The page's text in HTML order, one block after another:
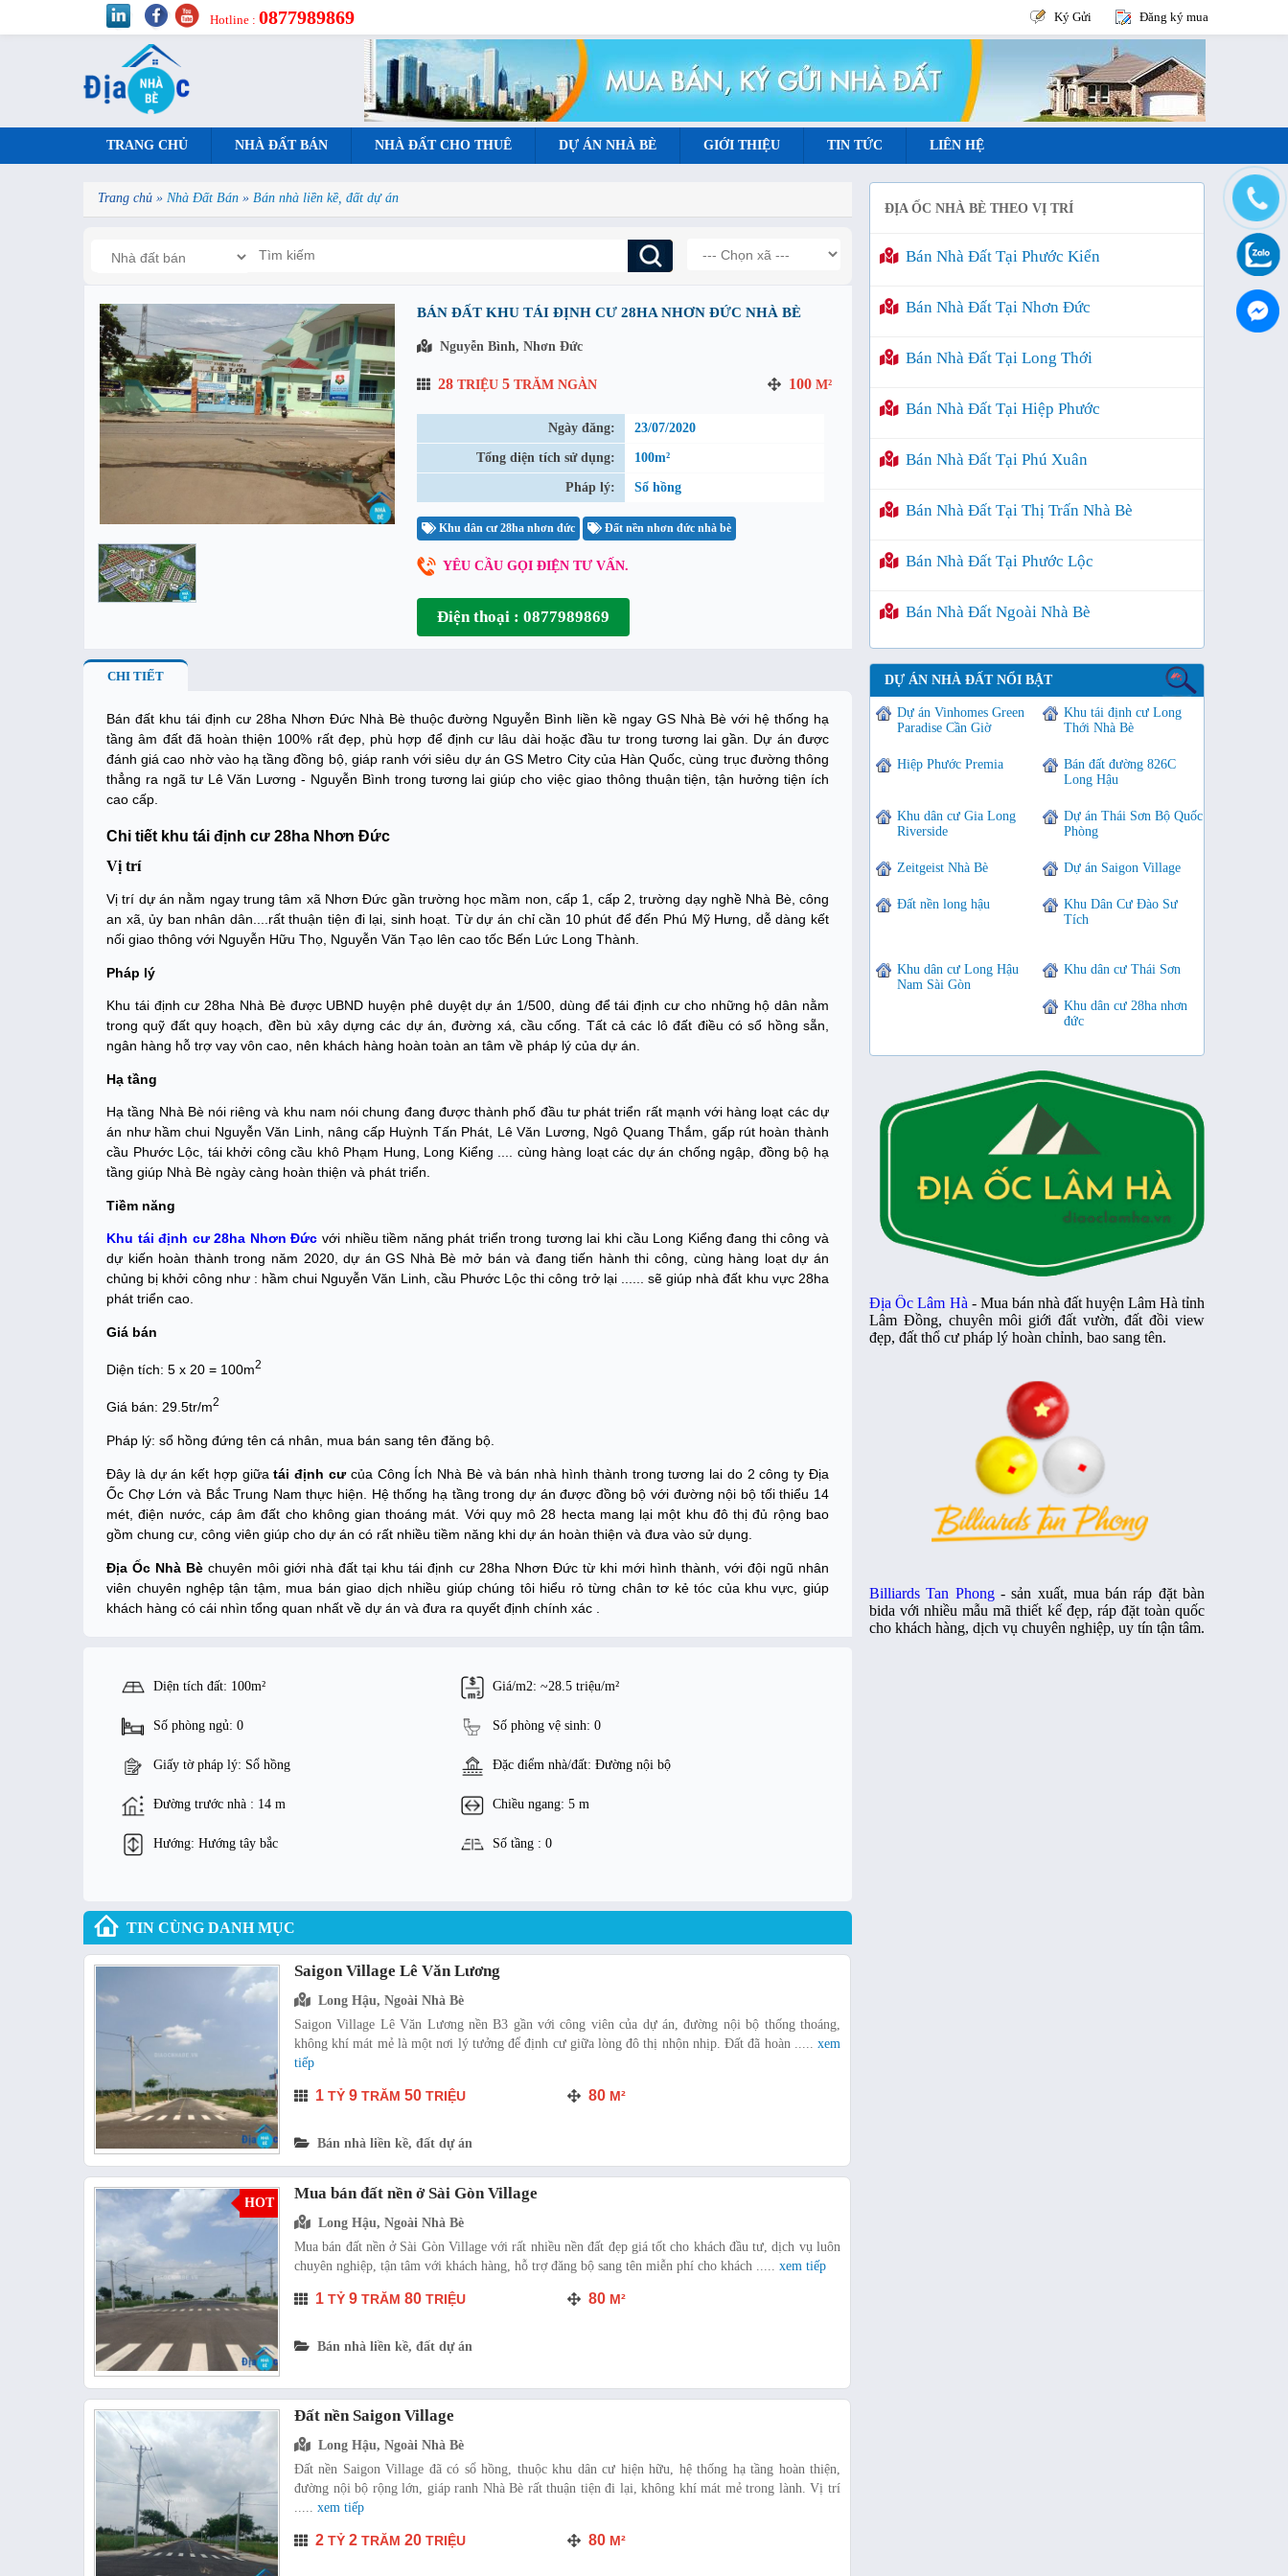
Hotline : 0877989869 Ký Gửi Đăng ký mua
TRANG CHỦ NHÀ ĐẤT BÁN NHÀ ĐẤT CHO THUÊ DỰ ÁN NHÀ BÈ GIỚI THIỆU TIN TỨC LIÊN HỆ
Trang chủ » Nhà Đất Bán » Bán nhà liền kề, đất dự án
BÁN ĐẤT KHU TÁI ĐỊNH CƯ 28HA NHƠN ĐỨC NHÀ BÈ
Nguyễn Bình, Nhơn Đức
28TRIỆU 5TRĂM NGÀN 100M²
Ngày đăng: 23/07/2020
Tổng diện tích sử dụng: 100m²
Pháp lý: Sổ hồng
Khu dân cư 28ha nhơn đức Đất nền nhơn đức nhà bè
YÊU CẦU GỌI ĐIỆN TƯ VẤN.
Điện thoại : 0877989869
CHI TIẾT
Bán đất khu tái định cư 28ha Nhơn Đức Nhà Bè thuộc đường Nguyễn Bình liền kề ngay GS Nhà Bè với hệ thống hạ
tầng âm đất đã hoàn thiện 100% rất đẹp, phù hợp để định cư lâu dài hoặc đầu tư trong tương lai gần. Dự án được
đánh giá cao nhờ vào hạ tầng đồng bộ, giáp ranh với siêu dự án GS Metro City của Hàn Quốc, cùng trục đường thông
thẳng ra ngã tư Lê Văn Lương - Nguyễn Bình trong tương lai giúp cho việc giao thông thuận tiện, tận hưởng tiện ích
cao cấp.
Chi tiết khu tái định cư 28ha Nhơn Đức
Vị trí
Vị trí dự án nằm ngay trung tâm xã Nhơn Đức gần trường học mầm non, cấp 1, cấp 2, trường dạy nghề Nhà Bè, công
an xã, ủy ban nhân dân....rất thuận tiện đi lại, sinh hoạt. Từ dự án chỉ cần 10 phút để đến Phú Mỹ Hưng, dễ dàng kết
nối giao thông với Nguyễn Hữu Thọ, Nguyễn Văn Tạo lên cao tốc Bến Lức Long Thành.
Pháp lý
Khu tái định cư 28ha Nhà Bè được UBND huyện phê duyệt dự án 1/500, dùng để tái định cư cho những hộ dân nằm
trong quỹ đất quy hoạch, đền bù xây dựng các dự án, đường xá, cầu cống. Tất cả các lô đất điều có sổ hồng sẵn,
ngân hàng hỗ trợ vay vôn cao, nên khách hàng hoàn toàn an tâm về pháp lý của dự án.
Hạ tầng
Hạ tầng Nhà Bè nói riêng và khu nam nói chung đang được thành phố đầu tư phát triển rất mạnh với hàng loạt các dự
án như hầm chui Nguyễn Văn Linh, nâng cấp Huỳnh Tấn Phát, Lê Văn Lương, Ngô Quang Thắm, gấp rút hoàn thành
cầu Phước Lộc, tái khởi công cầu khô Phạm Hung, Long Kiểng .... cùng hàng loạt các dự án chống ngập, đồng bộ hạ
tầng giúp Nhà Bè ngày càng hoàn thiện và phát triển.
Tiềm năng
Khu tái định cư 28ha Nhơn Đức với nhiều tiềm năng phát triển trong tương lai khi cầu Long Kiểng đang thi công và
dự kiến hoàn thành trong năm 2020, dự án GS Nhà Bè mở bán và đang tiến hành thi công, cùng hàng loạt dự án
chủng bị khởi công như : hầm chui Nguyễn Văn Linh, cầu Phước Lộc thi công trở lại ...... sẽ giúp nhà đất khu vực 28ha
phát triển cao.
Giá bán
Diện tích: 5 x 20 = 100m2
Giá bán: 29.5tr/m2
Pháp lý: sổ hồng đứng tên cá nhân, mua bán sang tên đăng bộ.
Đây là dự án kết hợp giữatái định cưcủa Công Ích Nhà Bè và bán nhà hình thành trong tương lai do 2 công ty Địa
Ốc Chợ Lớn và Bắc Trung Nam thực hiện. Hệ thống hạ tầng trong dự án được đồng bộ với đường nội bộ tối thiểu 14
mét, điện nước, cáp âm đất cho không gian thoáng mát. Với quy mô 28 hecta mang lại một khu đô thị đủ rộng bao
gồm chung cư, công viên giúp cho dự án có rất nhiều tiềm năng khi dự án hoàn thiện và đưa vào sử dụng.
Địa Ốc Nhà Bè chuyên môi giới nhà đất tại khu tái định cư 28ha Nhơn Đức từ khi mới hình thành, với đội ngũ nhân
viên chuyên nghệp tận tậm, mua bán giao dịch nhiều giúp chúng tôi hiểu rỏ từng chân tơ kẻ tóc của khu vực, giúp
khách hàng có cái nhìn tổng quan nhất về dự án và đưa ra quyết định chính xác .
Diện tích đất: 100m² Giá/m2: ~28.5 triệu/m²
Số phòng ngủ: 0 Số phòng vệ sinh: 0
Giấy tờ pháp lý: Sổ hồng Đặc điểm nhà/đất: Đường nội bộ
Đường trước nhà : 14 m Chiều ngang: 5 m
Hướng: Hướng tây bắc Số tầng : 0
TIN CÙNG DANH MỤC
Saigon Village Lê Văn Lương
Long Hậu, Ngoài Nhà Bè
Saigon Village Lê Văn Lương nền B3 gần với công viên của dự án, đường nội bộ thống thoáng,
không khí mát mẻ là một nơi lý tưởng để định cư giữa lòng đô thị nhộn nhịp. Đất đã hoàn ..... xem
tiếp
1 TỶ 9 TRĂM 50 TRIỆU 80 M²
Bán nhà liền kề, đất dự án
HOT
Mua bán đất nền ở Sài Gòn Village
Long Hậu, Ngoài Nhà Bè
Mua bán đất nền ở Sài Gòn Village với rất nhiều nền đất đẹp giá tốt cho khách đầu tư, dịch vụ luôn
chuyên nghiệp, tận tâm với khách hàng, hỗ trợ đăng bộ sang tên miễn phí cho khách ..... xem tiếp
1 TỶ 9 TRĂM 80 TRIỆU 80 M²
Bán nhà liền kề, đất dự án
Đất nền Saigon Village
Long Hậu, Ngoài Nhà Bè
Đất nền Saigon Village đã có sổ hồng, thuộc khu dân cư hiện hữu, hệ thống hạ tầng hoàn thiện,
đường nội bộ rộng lớn, giáp ranh Nhà Bè rất thuận tiện đi lại, không khí mát mẻ trong lành. Vị trí
..... xem tiếp
2 TỶ 2 TRĂM 20 TRIỆU 80 M²
ĐỊA ỐC NHÀ BÈ THEO VỊ TRÍ
Bán Nhà Đất Tại Phước Kiển
Bán Nhà Đất Tại Nhơn Đức
Bán Nhà Đất Tại Long Thới
Bán Nhà Đất Tại Hiệp Phước
Bán Nhà Đất Tại Phú Xuân
Bán Nhà Đất Tại Thị Trấn Nhà Bè
Bán Nhà Đất Tại Phước Lộc
Bán Nhà Đất Ngoài Nhà Bè
DỰ ÁN NHÀ ĐẤT NỔI BẬT
Dự án Vinhomes Green
Paradise Cần Giờ
Khu tái định cư Long
Thới Nhà Bè
Hiệp Phước Premia
Bán đất đường 826C
Long Hậu
Khu dân cư Gia Long
Riverside
Dự án Thái Sơn Bộ Quốc
Phòng
Zeitgeist Nhà Bè Dự án Saigon Village
Đất nền long hậu
Khu Dân Cư Đào Sư
Tích
Khu dân cư Long Hậu
Nam Sài Gòn
Khu dân cư Thái Sơn
Khu dân cư 28ha nhơn
đức
Địa Ốc Lâm Hà - Mua bán nhà đất huyện Lâm Hà tỉnh
Lâm Đồng, chuyên môi giới đất vườn, đất đồi view
đẹp, đất thổ cư pháp lý hoàn chỉnh, bao sang tên.
Billiards Tan Phong- sản xuất, mua bán ráp đặt bàn
bida với nhiều mẫu mã thiết kế đẹp, ráp đặt toàn quốc
cho khách hàng, dịch vụ chuyên nghiệp, uy tín tận tâm.